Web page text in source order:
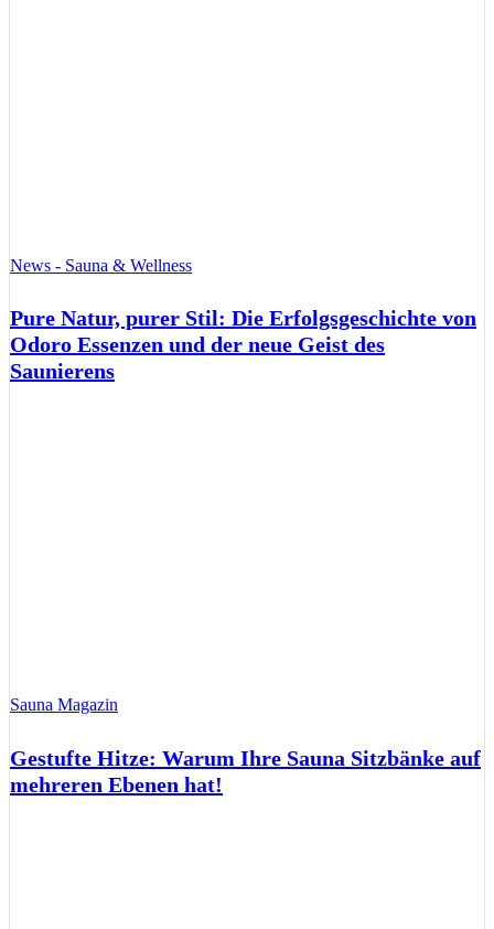
News - Sauna & Wellness
Pure Natur, purer Stil: Die Erfolgsgeschichte von
Odoro Essenzen und der neue Geist des
Saunierens
Sauna Magazin
Gestufte Hitze: Warum Ihre Sauna Sitzbänke auf
mehreren Ebenen hat!